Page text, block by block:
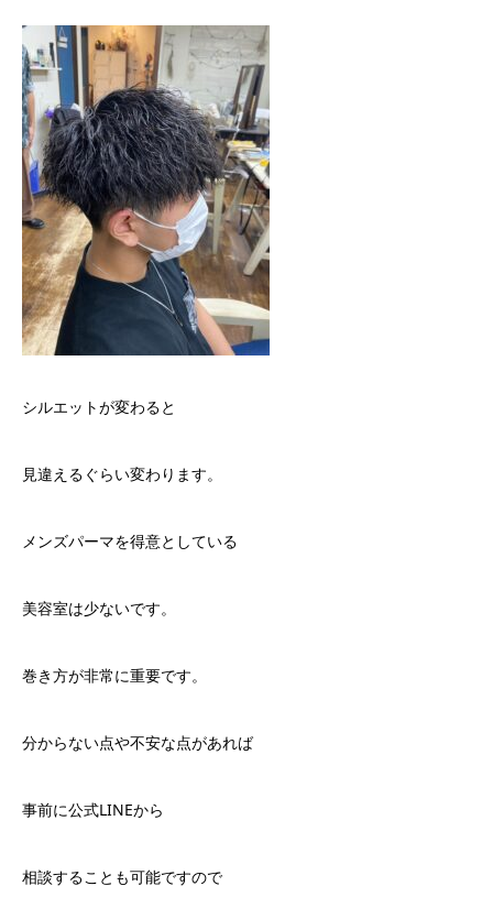
シルエットが変わると
見違えるぐらい変わります。
メンズパーマを得意としている
美容室は少ないです。
巻き方が非常に重要です。
分からない点や不安な点があれば
事前に公式LINEから
相談することも可能ですので